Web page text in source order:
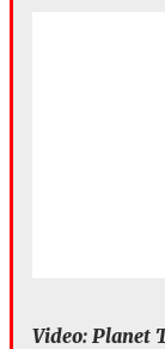
Video: Planet